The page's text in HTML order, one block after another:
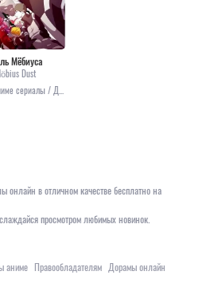
Мёбиуса
Dust
Аниме сериалы / Драма / Приключения / Фантастика / Анонсы
онлайн в отличном качестве бесплатно на
просмотром любимых новинок.
аниме Правообладателям Дорамы онлайн